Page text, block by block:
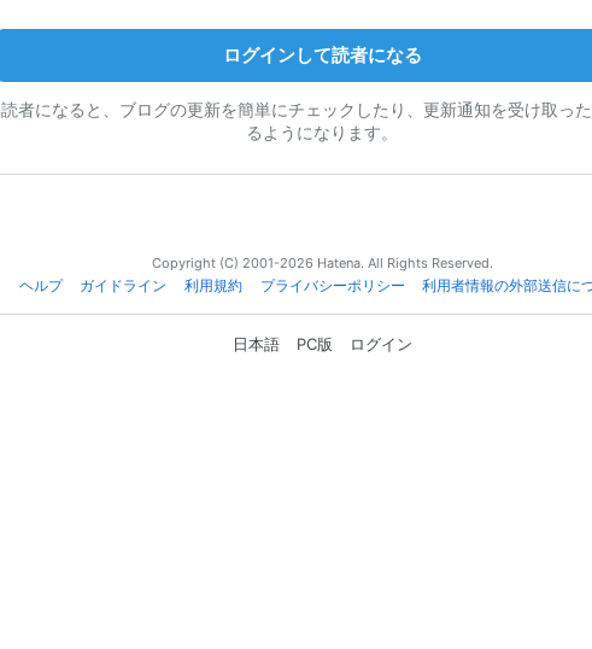
ログインして読者になる
読者になると、ブログの更新を簡単にチェックしたり、更新通知を受け取っ
るようになります。
Copyright (C) 2001-2026 Hatena. All Rights Reserved.
ヘルプ
ガイドライン 利用規約 プライバシーポリシー 利用者情報の外部送信に
日本語 PC版 ログイン